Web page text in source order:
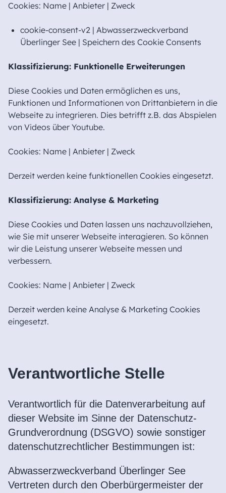
Cookies: Name | Anbieter | Zweck
cookie-consent-v2 | Abwasserzweckverband
Überlinger See | Speichern des Cookie Consents
Klassifizierung: Funktionelle Erweiterungen
Diese Cookies und Daten ermöglichen es uns,
Funktionen und Informationen von Drittanbietern in die
Webseite zu integrieren. Dies betrifft z.B. das Abspielen
von Videos über Youtube.
Cookies: Name | Anbieter | Zweck
Derzeit werden keine funktionellen Cookies eingesetzt.
Klassifizierung: Analyse & Marketing
Diese Cookies und Daten lassen uns nachzuvollziehen,
wie Sie mit unserer Webseite interagieren. So können
wir die Leistung unserer Webseite messen und
verbessern.
Cookies: Name | Anbieter | Zweck
Derzeit werden keine Analyse & Marketing Cookies
eingesetzt.
Verantwortliche Stelle
Verantwortlich für die Datenverarbeitung auf
dieser Website im Sinne der Datenschutz-
Grundverordnung (DSGVO) sowie sonstiger
datenschutzrechtlicher Bestimmungen ist:
Abwasserzweckverband Überlinger See
Vertreten durch den Oberbürgermeister der